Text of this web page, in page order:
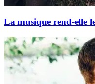
La musique rend-elle